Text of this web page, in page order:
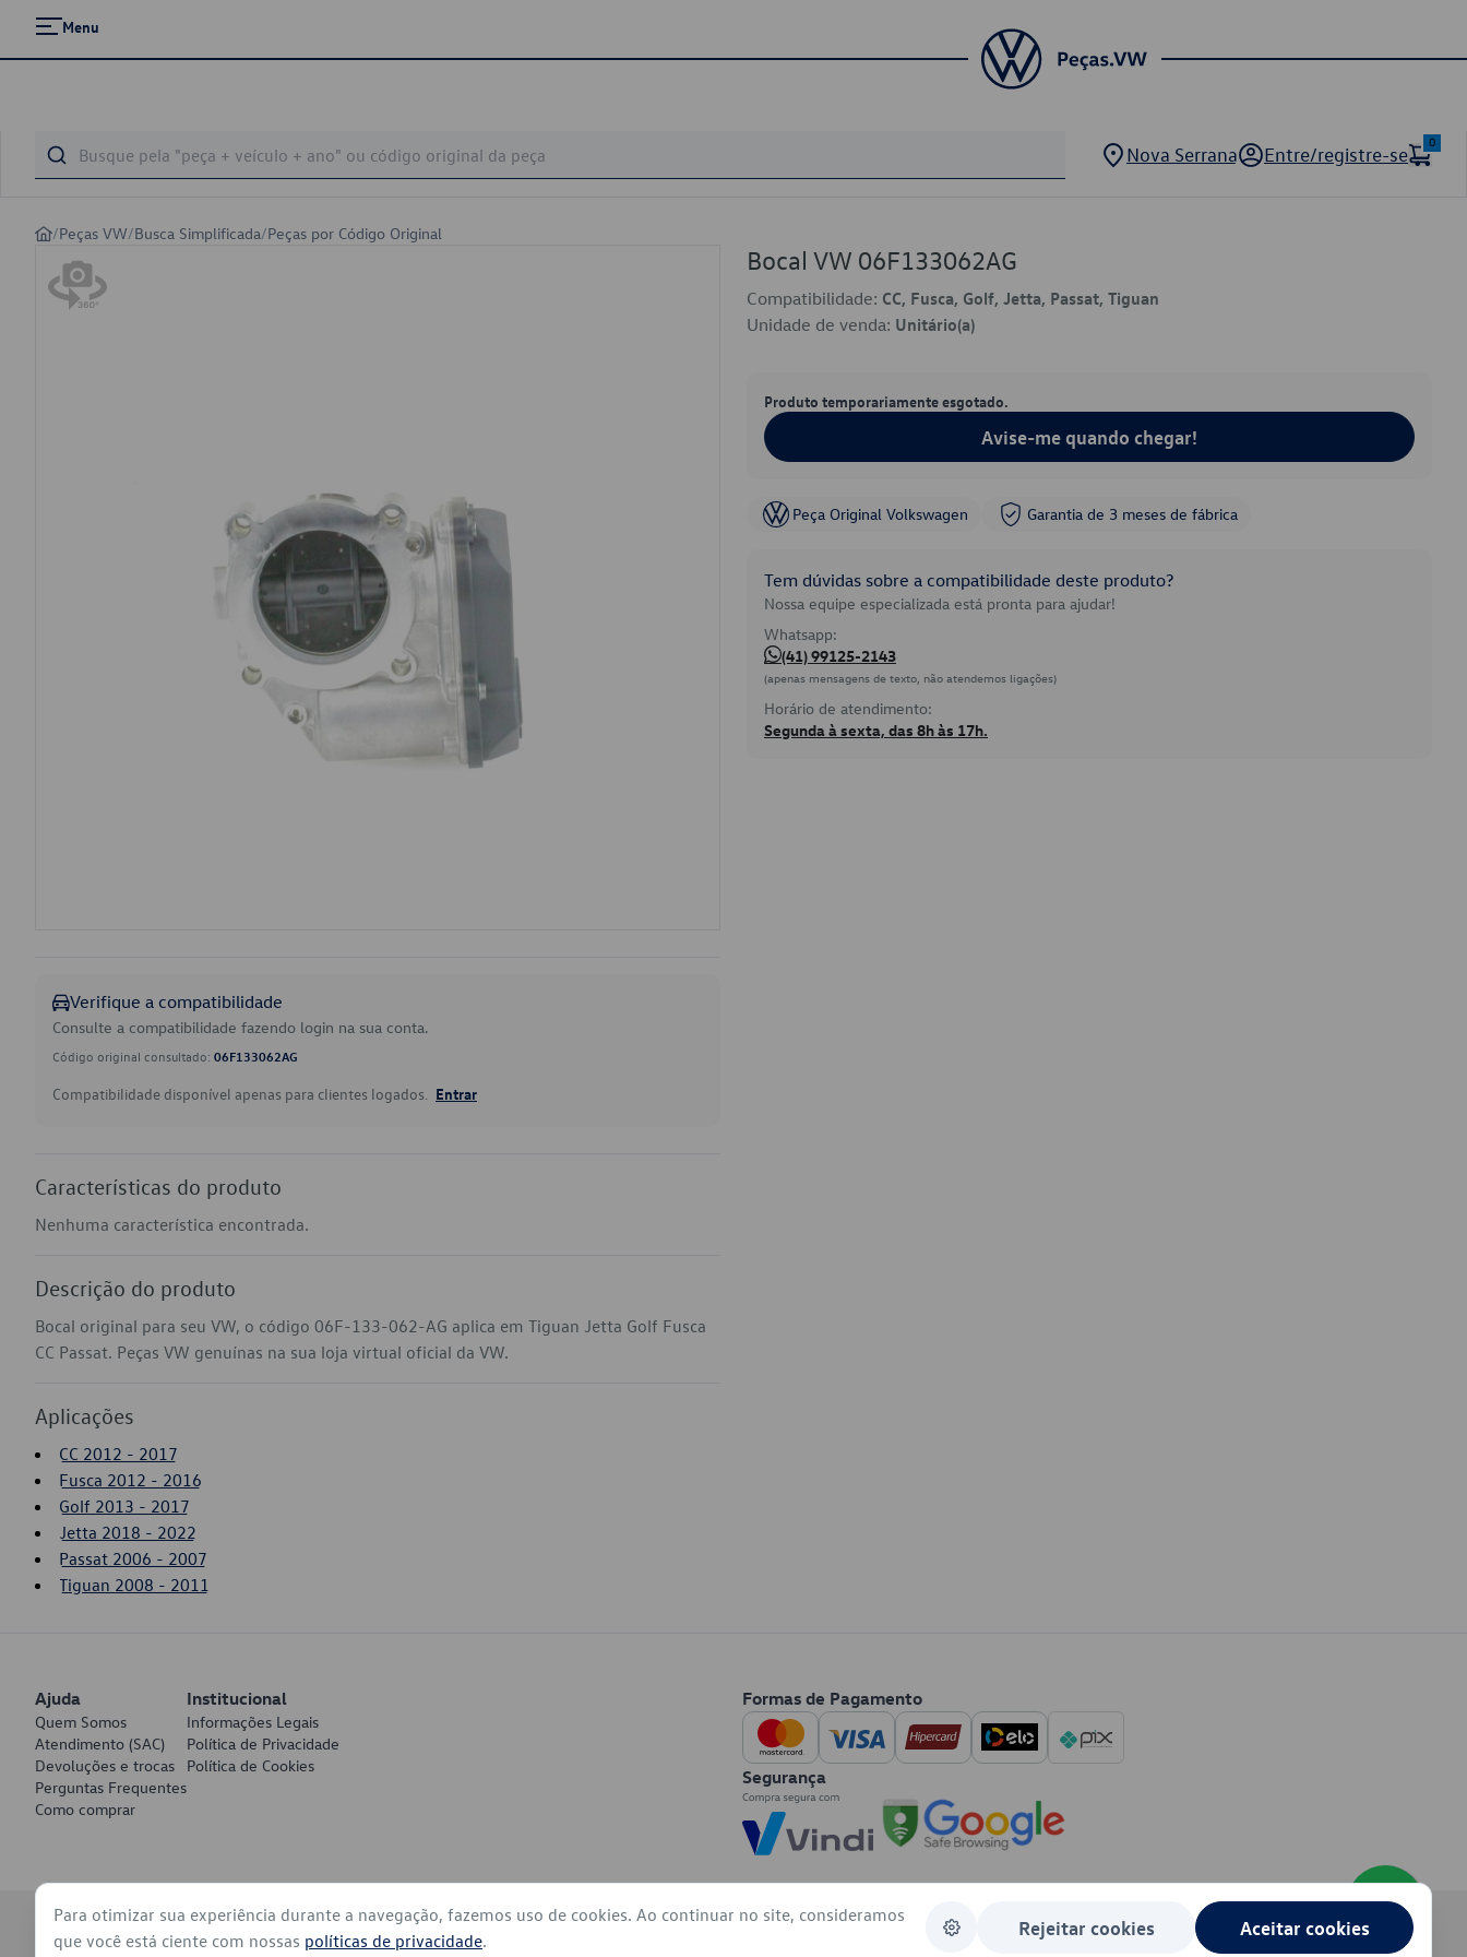
Menu
Nova Serrana Entre/registre-se
0
/Peças VW/Busca Simplificada/Peças por Código Original
Verifique a compatibilidade
Consulte a compatibilidade fazendo login na sua conta.
Código original consultado: 06F133062AG
Compatibilidade disponível apenas para clientes logados. Entrar
Características do produto
Nenhuma característica encontrada.
Descrição do produto
Bocal original para seu VW, o código 06F-133-062-AG aplica em Tiguan Jetta Golf Fusca
CC Passat. Peças VW genuínas na sua loja virtual oficial da VW.
Aplicações
CC 2012 - 2017
Fusca 2012 - 2016
Golf 2013 - 2017
Jetta 2018 - 2022
Passat 2006 - 2007
Tiguan 2008 - 2011
Bocal VW 06F133062AG
Compatibilidade: CC, Fusca, Golf, Jetta, Passat, Tiguan
Unidade de venda: Unitário(a)
Produto temporariamente esgotado.
Avise-me quando chegar!
Peça Original Volkswagen Garantia de 3 meses de fábrica
Tem dúvidas sobre a compatibilidade deste produto?
Nossa equipe especializada está pronta para ajudar!
Whatsapp:
(41) 99125-2143
(apenas mensagens de texto, não atendemos ligações)
Horário de atendimento:
Segunda à sexta, das 8h às 17h.
Ajuda
Quem Somos
Atendimento (SAC)
Devoluções e trocas
Perguntas Frequentes
Como comprar
Institucional
Informações Legais
Política de Privacidade
Política de Cookies
Formas de Pagamento
Segurança
© 2026 - Volkswagen do Brasil - Todos os direitos reservados
Para otimizar sua experiência durante a navegação, fazemos uso de cookies. Ao continuar no site, consideramos
que você está ciente com nossas políticas de privacidade.
Rejeitar cookies Aceitar cookies